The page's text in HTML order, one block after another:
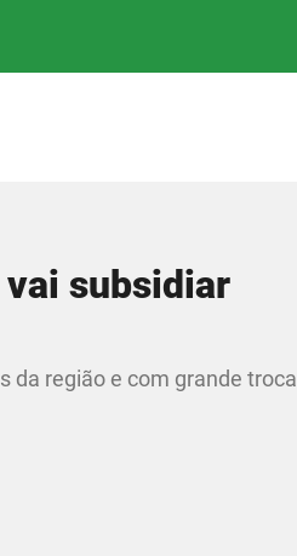
subsidiar
da região e com grande troca